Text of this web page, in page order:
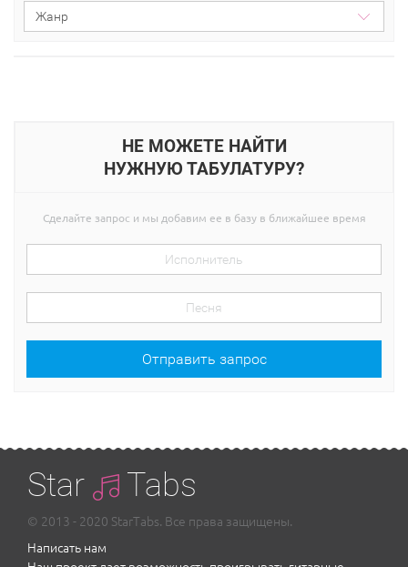
НЕ МОЖЕТЕ НАЙТИ
НУЖНУЮ ТАБУЛАТУРУ?
Сделайте запрос и мы добавим ее в базу в ближайшее время
Отправить запрос
Star Tabs
© 2013 - 2020 StarTabs. Все права защищены.
Написать нам